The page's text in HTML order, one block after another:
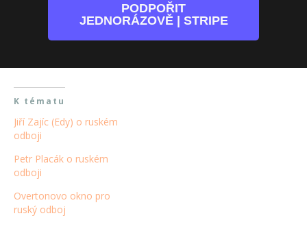
PODPOŘIT
JEDNORÁZOVĚ | STRIPE
K tématu
Jiří Zajíc (Edy) o ruském
odboji
Petr Placák o ruském
odboji
Overtonovo okno pro
ruský odboj